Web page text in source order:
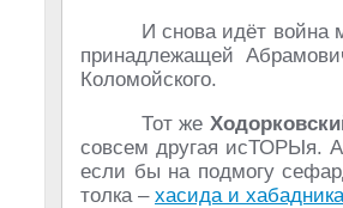
И снова идёт война
принадлежащей
Коломойского.
Тот же
совсем другая исТОРЫя.
если бы на подмогу
толка – хасида и